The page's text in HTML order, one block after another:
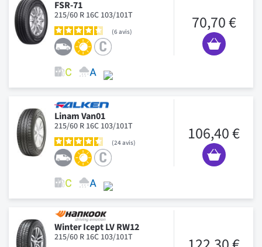
FSR-71
215/60 R 16C 103/101T
6avis 70,70 €
Linam Van01
215/60 R 16C 103/101T
24avis 106,40 €
Winter Icept LV RW12
215/60 R 16C 103/101T